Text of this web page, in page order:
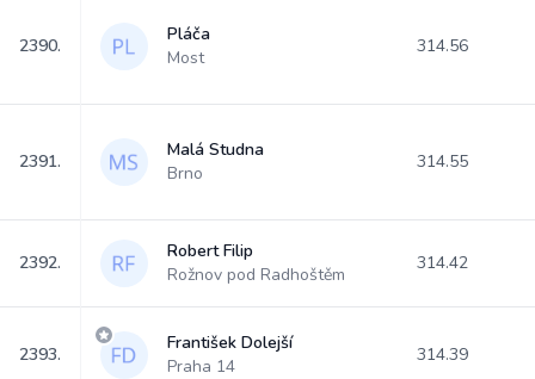
2390.
Pláča
Most
314.56
2391.
Malá Studna
Brno
314.55
2392.
Robert Filip
Rožnov pod Radhoštěm
314.42
2393.
František Dolejší
Praha 14
314.39